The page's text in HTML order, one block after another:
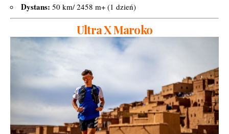
Dystans: 50 km/ 2458 m+ (1 dzień)
Ultra X Maroko